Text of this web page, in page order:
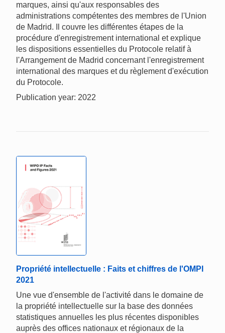
marques, ainsi qu'aux responsables des
administrations compétentes des membres de l'Union
de Madrid. Il couvre les différentes étapes de la
procédure d'enregistrement international et explique
les dispositions essentielles du Protocole relatif à
l'Arrangement de Madrid concernant l'enregistrement
international des marques et du règlement d'exécution
du Protocole.
Publication year: 2022
Propriété intellectuelle : Faits et chiffres de l'OMPI
2021
Une vue d'ensemble de l'activité dans le domaine de
la propriété intellectuelle sur la base des données
statistiques annuelles les plus récentes disponibles
auprès des offices nationaux et régionaux de la